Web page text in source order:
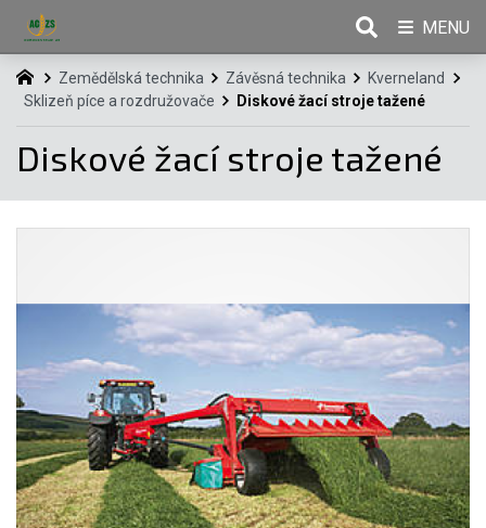
Zemědělská technika Závěsná technika
Kverneland
Sklizeň píce a rozdružovače
Diskové žací stroje tažené
Diskové žací stroje tažené
MENU